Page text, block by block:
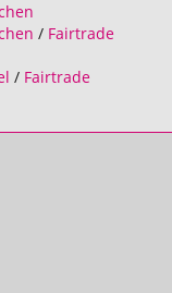
/ Fairtrade
/ Fairtrade